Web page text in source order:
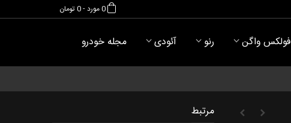
0مورد-0 تومان
فولکس واگن رنو آئودی مجله خودرو
مرتبط